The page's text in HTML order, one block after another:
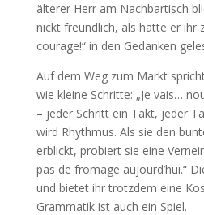
älterer Herr am Nachbartisch
nickt freundlich, als hätte er ihr
courage!“ in den Gedanken
Auf dem Weg zum Markt
wie kleine Schritte: „Je vais…
– jeder Schritt ein Takt, jeder
wird Rhythmus. Als sie den
erblickt, probiert sie eine
pas de fromage aujourd’hui.“
und bietet ihr trotzdem eine
Grammatik ist auch ein Spiel.